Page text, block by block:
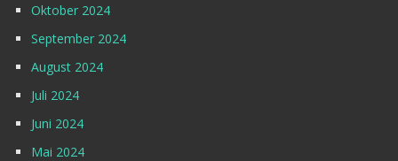
Oktober 2024
September 2024
August 2024
Juli 2024
Juni 2024
Mai 2024